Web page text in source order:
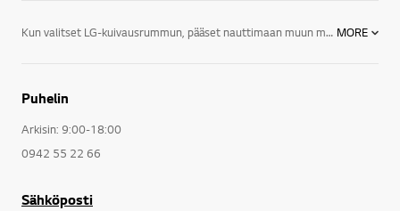
Kun valitset LG-kuivausrummun, pääset nauttimaan muun muassa näistä huippuominaisuuksista:Koneessa on kondenssivesisäiliön lisäksi kondenssiveden poistoletku ja asennustuet torniasennusta varten.Kenkien kuivattamisen ei tarvitse olla korvia huumaavaa kolinaa, sillä mukana tulee paikallaan pysyvä kuivaushylly, johon kengät voidaan asettaa. Se sopii käytettäväksi myös villalle ja muille materiaaleille, jotka eivät kestä mekaanista käsittelyä.Perusohjelmien lisäksi kuivausrummussa on erikoisohjelmat hienopyykille sekä villa- ja urheiluvaatteille. Lisäksi LG Low Decibel -järjestelmän ansiosta LG:n kuivausrumpujen äänitaso on vain 61,5 dB.LG:n pesutornissa yhdistyvät laatu ja tehokkuus. LG:n pyykinpesukoneen ja kuivausrummun yhdistämällä voit koota itsellesi sopivan pesutornin, jonka avulla säästät runsaasti tilaa ja saat tyylikkään kokonaisuuden, jolla pyykinpesu on vaivatonta ja tehokasta!Jokaisessa kuivausrummussa on Sensor Dry -järjestelmä, joka säätää kuivausajan ja lämpötilan aina erikseen vaatteiden ja materiaalien mukaan. LG:n kuivausrummuissa on myös 7 lisätoimintoa kuten lapsilukko ja energiansäästö.Tutustu, miten voit saada kaiken irti LG-kuivausrummustasi ja opi enemmän kaikkien kodinkoneittemme innovatiivisesta teknologiasta. MORE
Puhelin
Arkisin: 9:00-18:00
0942 55 22 66
Sähköposti